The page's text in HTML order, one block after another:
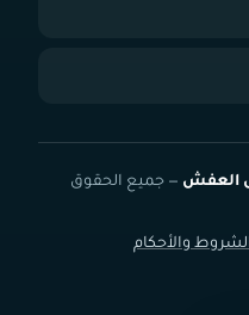
العفش — جميع الحقوق
والأحكام